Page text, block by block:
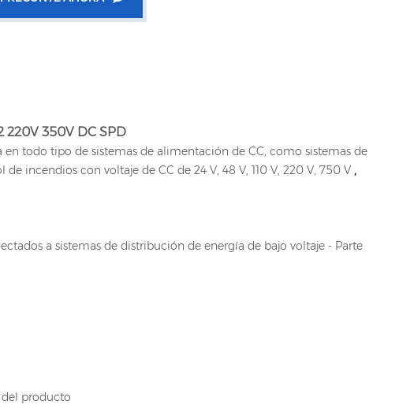
350V DC SPD
todo tipo de sistemas de alimentación de CC, como sistemas de
incendios con voltaje de CC de 24 V, 48 V, 110 V, 220 V, 750 V ,
a sistemas de distribución de energía de bajo voltaje - Parte
producto